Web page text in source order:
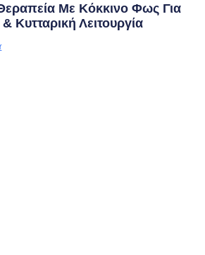
Με Κόκκινο Φως Για
Κυτταρική Λειτουργία